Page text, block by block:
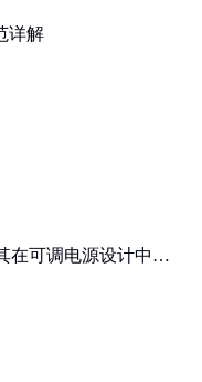
详解
在可调电源设计中的